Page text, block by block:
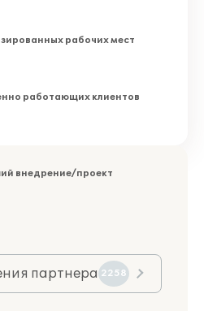
рабочих мест
работающих клиентов
внедрение/проект
партнера 2258